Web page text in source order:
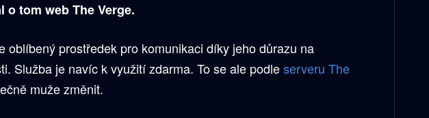
o tom web The Verge.
oblíbený prostředek pro komunikaci díky jeho důrazu na
Služba je navíc k využití zdarma. To se ale podleserveru The
muže změnit.